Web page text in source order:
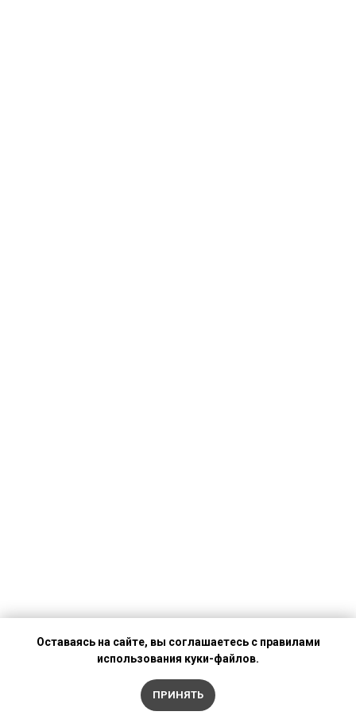
Задайте вопрос по поводу отёка!
Оставаясь на сайте, вы соглашаетесь с правилами
использования куки-файлов.
ПРИНЯТЬ